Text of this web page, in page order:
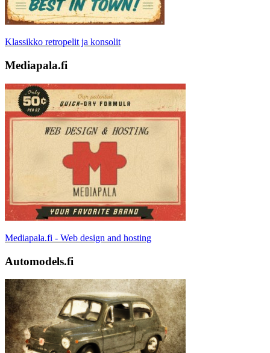
Klassikko retropelit ja konsolit
Mediapala.fi
Mediapala.fi - Web design and hosting
Automodels.fi